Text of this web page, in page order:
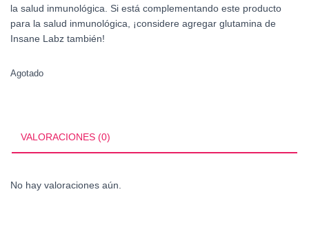
la salud inmunológica. Si está complementando este producto
para la salud inmunológica, ¡considere agregar glutamina de
Insane Labz también!
Agotado
VALORACIONES (0)
No hay valoraciones aún.